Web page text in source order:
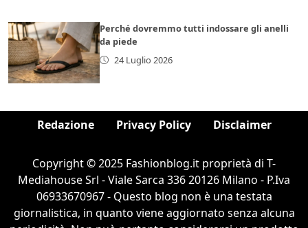
Perché dovremmo tutti indossare gli anelli
da piede
24 Luglio 2026
Redazione Privacy Policy Disclaimer
Copyright © 2025 Fashionblog.it proprietà di T-
Mediahouse Srl - Viale Sarca 336 20126 Milano - P.Iva
06933670967 - Questo blog non è una testata
giornalistica, in quanto viene aggiornato senza alcuna